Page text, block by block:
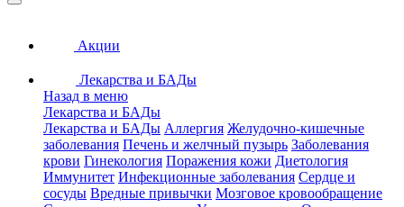
Акции
Лекарства и БАДы
Назад в меню
Лекарства и БАДы
Лекарства и БАДы Аллергия Желудочно-кишечные
заболевания Печень и желчный пузырь Заболевания
крови Гинекология Поражения кожи Диетология
Иммунитет Инфекционные заболевания Сердце и
сосуды Вредные привычки Мозговое кровообращение